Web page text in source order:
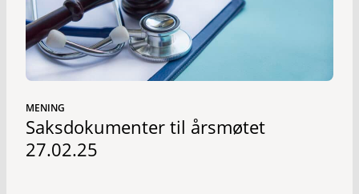
MENING
Saksdokumenter til årsmøtet
27.02.25